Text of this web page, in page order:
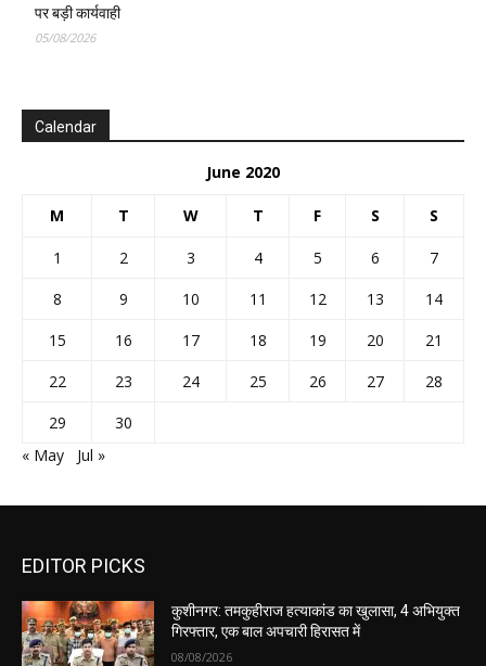
पर बड़ी कार्यवाही
05/08/2026
Calendar
June 2020
M T W T F S S
1 2 3 4 5 6
7
8
9 10 11 12 13
14
15
16 17 18 19 20
21
22
23 24 25 26 27
28
29
30
« May
Jul »
EDITOR PICKS
कुशीनगर: तमकुहीराज हत्याकांड का खुलासा, 4 अभियुक्त
गिरफ्तार, एक बाल अपचारी हिरासत में
08/08/2026